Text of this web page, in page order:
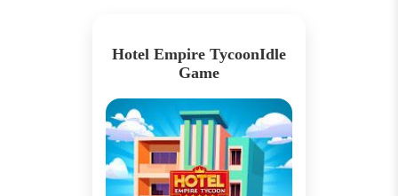
Hotel Empire TycoonIdle
Game